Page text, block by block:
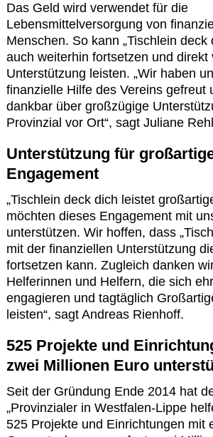
Das Geld wird verwendet für die
Lebensmittelversorgung von
Menschen. So kann „Tischlein deck
auch weiterhin fortsetzen und direkt
Unterstützung leisten. „Wir haben
finanzielle Hilfe des Vereins gefreut
dankbar über großzügige
Provinzial vor Ort“, sagt Juliane
Unterstützung für
Engagement
„Tischlein deck dich leistet
möchten dieses Engagement mit
unterstützen. Wir hoffen, dass
mit der finanziellen Unterstützung
fortsetzen kann. Zugleich danken
Helferinnen und Helfern, die sich
engagieren und tagtäglich
leisten“, sagt Andreas Rienhoff.
525 Projekte und
zwei Millionen Euro
Seit der Gründung Ende 2014 hat
„Provinzialer in Westfalen-Lippe
525 Projekte und Einrichtungen mit